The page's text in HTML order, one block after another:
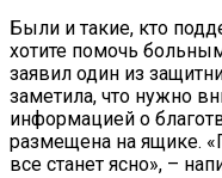
Были и такие, кто
хотите помочь
заявил один из
заметила, что нужно
информацией о
размещена на ящике.
все станет ясно», –